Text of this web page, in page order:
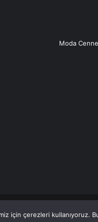
Moda
HaberlerCanlı Haber'den
için çerezleri kullanıyoruz.